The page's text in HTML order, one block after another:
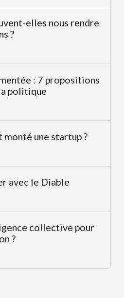
elles nous rendre
?
: 7 propositions
politique
une startup ?
avec le Diable
collective pour
?